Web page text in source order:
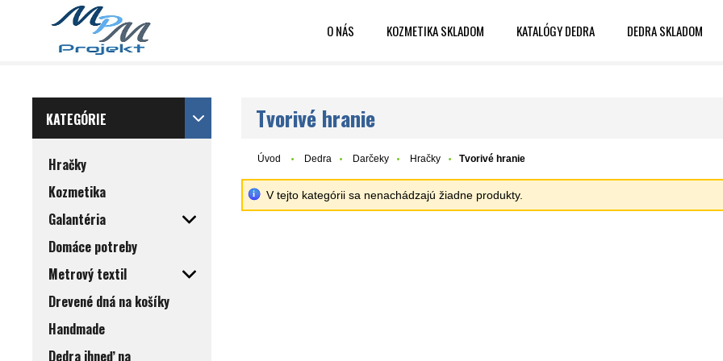
O NÁS KOZMETIKA SKLADOM KATALÓGY DEDRA DEDRA SKLADOM
KATEGÓRIE
Hračky
Kozmetika
Galantéria
Domáce potreby
Metrový textil
Drevené dná na košíky
Handmade
Dedra ihneď na
Tvorivé hranie
Úvod Dedra Darčeky Hračky Tvorivé hranie
V tejto kategórii sa nenachádzajú žiadne produkty.